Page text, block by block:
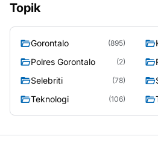
Topik
Gorontalo (895)
Polres Gorontalo (2)
Selebriti (78)
Teknologi (106)